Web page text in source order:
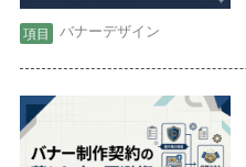
バナーデザイン